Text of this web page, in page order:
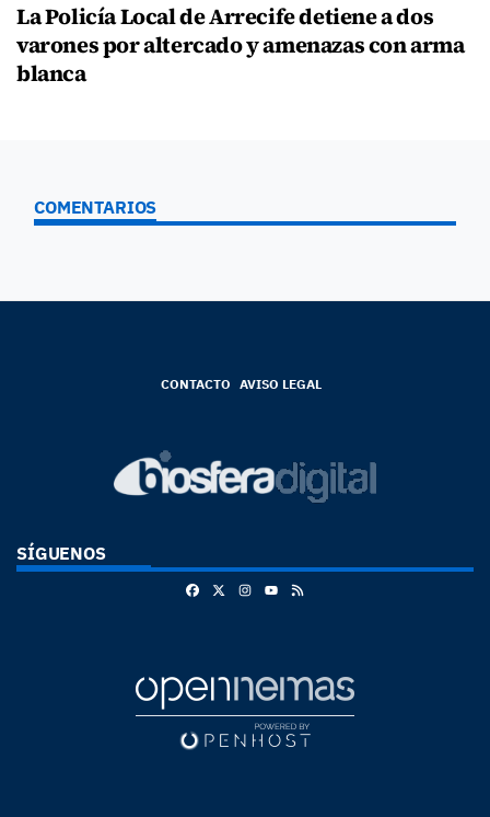
La Policía Local de Arrecife detiene a dos
varones por altercado y amenazas con arma
blanca
COMENTARIOS
CONTACTO AVISO LEGAL
SÍGUENOS
FacebookInstagram